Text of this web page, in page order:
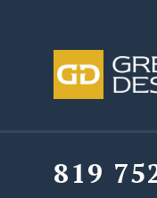
819